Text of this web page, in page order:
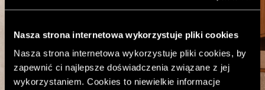
Nasza strona internetowa wykorzystuje pliki cookies
Nasza strona internetowa wykorzystuje pliki cookies, by
zapewnić ci najlepsze doświadczenia związane z jej
wykorzystaniem. Cookies to niewielkie informacje